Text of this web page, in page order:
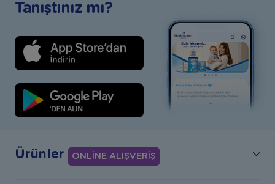
Tanıştınız mı?
Ürünler ONLİNE ALIŞVERİŞ